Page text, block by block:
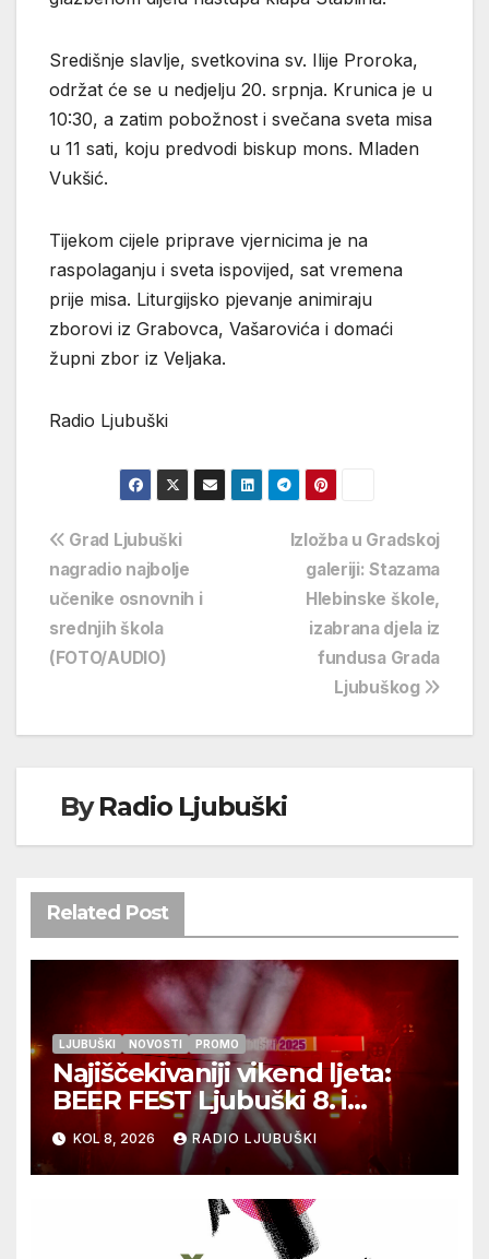
Središnje slavlje, svetkovina sv. Ilije Proroka,
održat će se u nedjelju 20. srpnja. Krunica je u
10:30, a zatim pobožnost i svečana sveta misa
u 11 sati, koju predvodi biskup mons. Mladen
Vukšić.
Tijekom cijele priprave vjernicima je na
raspolaganju i sveta ispovijed, sat vremena
prije misa. Liturgijsko pjevanje animiraju
zborovi iz Grabovca, Vašarovića i domaći
župni zbor iz Veljaka.
Radio Ljubuški
Navigacija
objava
Izložba u Gradskoj
galeriji: Stazama
Hlebinske škole,
izabrana djela iz
fundusa Grada
Ljubuškog
Grad Ljubuški
nagradio najbolje
učenike osnovnih i
srednjih škola
(FOTO/AUDIO)
ByRadio Ljubuški
Related Post
LJUBUŠKI NOVOSTI PROMO
Najiščekivaniji vikend ljeta:
BEER FEST Ljubuški 8. i
9.kolovoza
KOL 8, 2026 RADIO LJUBUŠKI